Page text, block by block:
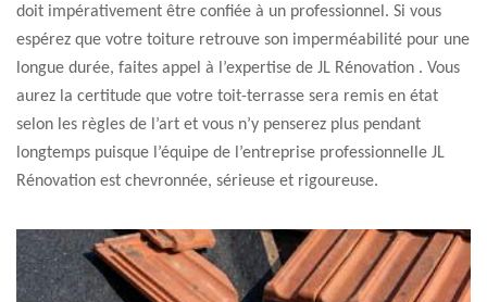
doit impérativement être confiée à un professionnel. Si vous
espérez que votre toiture retrouve son imperméabilité pour une
longue durée, faites appel à l’expertise de JL Rénovation . Vous
aurez la certitude que votre toit-terrasse sera remis en état
selon les règles de l’art et vous n’y penserez plus pendant
longtemps puisque l’équipe de l’entreprise professionnelle JL
Rénovation est chevronnée, sérieuse et rigoureuse.